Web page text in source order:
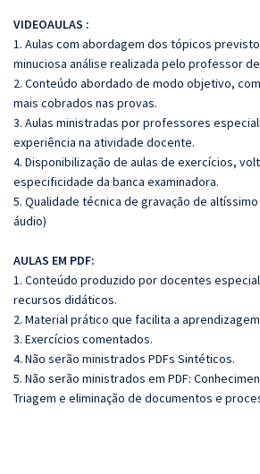
VIDEOAULAS :
1. Aulas com abordagem dos tópicos
minuciosa análise realizada pelo professor
2. Conteúdo abordado de modo objetivo,
mais cobrados nas provas.
3. Aulas ministradas por professores
experiência na atividade docente.
4. Disponibilização de aulas de exercícios,
especificidade da banca examinadora.
5. Qualidade técnica de gravação de
áudio)
AULAS EM PDF:
1. Conteúdo produzido por docentes
recursos didáticos.
2. Material prático que facilita a
3. Exercícios comentados.
4. Não serão ministrados PDFs Sintéticos.
5. Não serão ministrados em PDF:
Triagem e eliminação de documentos e